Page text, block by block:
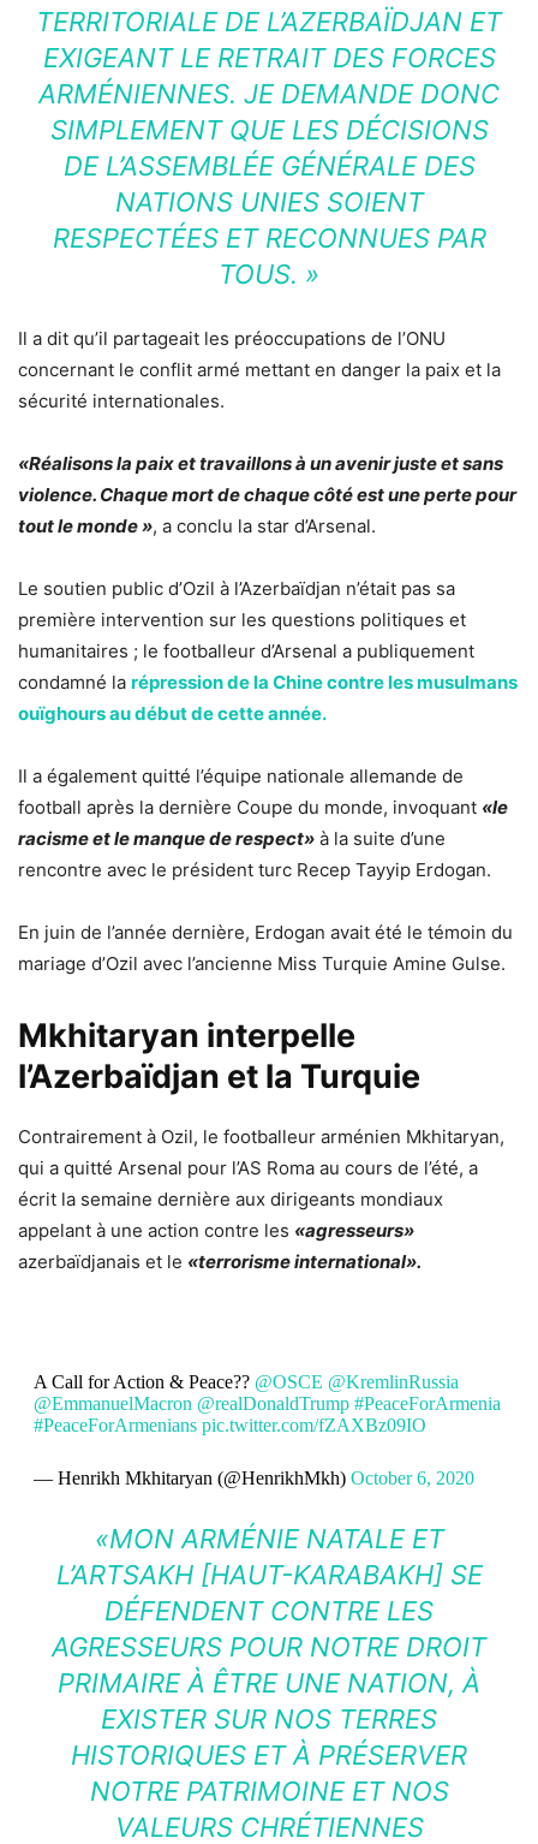
TERRITORIALE DE L’AZERBAÏDJAN ET
EXIGEANT LE RETRAIT DES FORCES
ARMÉNIENNES. JE DEMANDE DONC
SIMPLEMENT QUE LES DÉCISIONS
DE L’ASSEMBLÉE GÉNÉRALE DES
NATIONS UNIES SOIENT
RESPECTÉES ET RECONNUES PAR
TOUS. »
Il a dit qu’il partageait les préoccupations de l’ONU
concernant le conflit armé mettant en danger la paix et la
sécurité internationales.
«Réalisons la paix et travaillons à un avenir juste et sans
violence. Chaque mort de chaque côté est une perte pour
tout le monde », a conclu la star d’Arsenal.
Le soutien public d’Ozil à l’Azerbaïdjan n’était pas sa
première intervention sur les questions politiques et
humanitaires ; le footballeur d’Arsenal a publiquement
condamné la répression de la Chine contre les musulmans
ouïghours au début de cette année.
Il a également quitté l’équipe nationale allemande de
football après la dernière Coupe du monde, invoquant «le
racisme et le manque de respect» à la suite d’une
rencontre avec le président turc Recep Tayyip Erdogan.
En juin de l’année dernière, Erdogan avait été le témoin du
mariage d’Ozil avec l’ancienne Miss Turquie Amine Gulse.
Mkhitaryan interpelle
l’Azerbaïdjan et la Turquie
Contrairement à Ozil, le footballeur arménien Mkhitaryan,
qui a quitté Arsenal pour l’AS Roma au cours de l’été, a
écrit la semaine dernière aux dirigeants mondiaux
appelant à une action contre les «agresseurs»
azerbaïdjanais et le «terrorisme international».
A Call for Action & Peace?? @OSCE @KremlinRussia
@EmmanuelMacron @realDonaldTrump #PeaceForArmenia
#PeaceForArmenians pic.twitter.com/fZAXBz09IO
— Henrikh Mkhitaryan (@HenrikhMkh) October 6, 2020
«MON ARMÉNIE NATALE ET
L’ARTSAKH [HAUT-KARABAKH] SE
DÉFENDENT CONTRE LES
AGRESSEURS POUR NOTRE DROIT
PRIMAIRE À ÊTRE UNE NATION, À
EXISTER SUR NOS TERRES
HISTORIQUES ET À PRÉSERVER
NOTRE PATRIMOINE ET NOS
VALEURS CHRÉTIENNES